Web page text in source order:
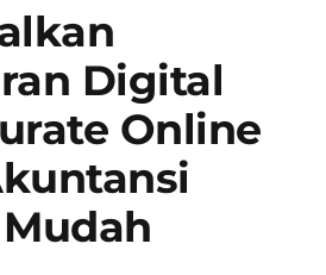
Digital
Online